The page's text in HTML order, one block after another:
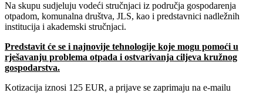
Na skupu sudjeluju vodeći stručnjaci iz područja gospodarenja
otpadom, komunalna društva, JLS, kao i predstavnici nadležnih
institucija i akademski stručnjaci.
Predstavit će se i najnovije tehnologije koje mogu pomoći u
rješavanju problema otpada i ostvarivanja ciljeva kružnog
gospodarstva.
Kotizacija iznosi 125 EUR, a prijave se zaprimaju na e-mailu